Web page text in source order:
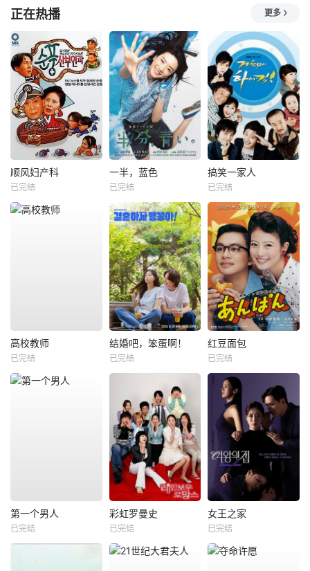
正在热播 更多
顺风妇产科
已完结
一半，蓝色
已完结
搞笑一家人
已完结
高校教师
已完结
结婚吧，笨蛋啊！
已完结
红豆面包
已完结
第一个男人
已完结
彩虹罗曼史
已完结
女王之家
已完结